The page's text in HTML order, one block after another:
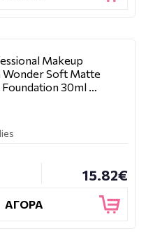
Makeup
Wonder Soft Matte
Foundation 30ml …
15.82€
ΑΓΟΡΑ